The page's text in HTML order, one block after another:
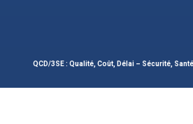
QCD/3SE : Qualité, Coût, Délai – Sécurité,